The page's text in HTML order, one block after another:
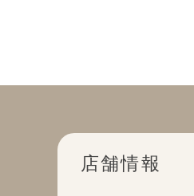
店舗情報